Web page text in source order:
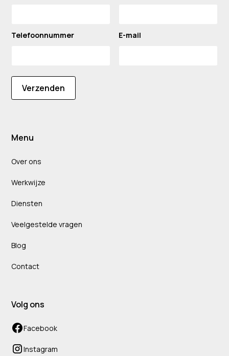
Telefoonnummer E-mail
Verzenden
Menu
Over ons
Werkwijze
Diensten
Veelgestelde vragen
Blog
Contact
Volg ons
Facebook
Instagram